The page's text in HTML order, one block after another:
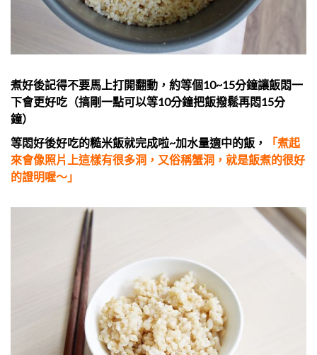
煮好後記得不要馬上打開翻動，約等個10~15分鐘讓飯悶一
下會更好吃（搞剛一點可以等10分鐘把飯撥鬆再悶15分
鐘）
等悶好後好吃的糙米飯就完成啦~加水量適中的飯，
「煮起
來會像照片上這樣有很多洞，又俗稱蟹洞，就是飯煮的很好
的證明喔～」